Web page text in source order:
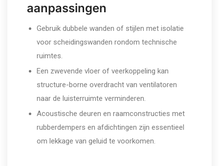
aanpassingen
Gebruik dubbele wanden of stijlen met isolatie
voor scheidingswanden rondom technische
ruimtes.
Een zwevende vloer of veerkoppeling kan
structure-borne overdracht van ventilatoren
naar de luisterruimte verminderen.
Acoustische deuren en raamconstructies met
rubberdempers en afdichtingen zijn essentieel
om lekkage van geluid te voorkomen.